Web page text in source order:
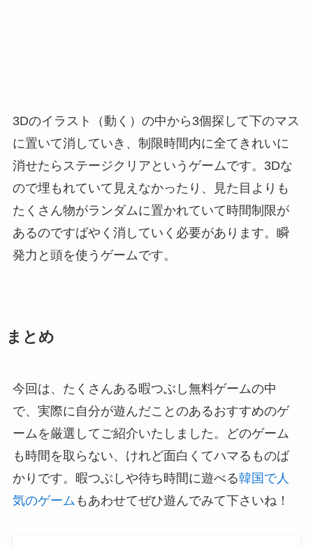
3Dのイラスト（動く）の中から3個探して下のマス
に置いて消していき、制限時間内に全てきれいに
消せたらステージクリアというゲームです。3Dな
ので埋もれていて見えなかったり、見た目よりも
たくさん物がランダムに置かれていて時間制限が
あるのですばやく消していく必要があります。瞬
発力と頭を使うゲームです。
まとめ
今回は、たくさんある暇つぶし無料ゲームの中
で、実際に自分が遊んだことのあるおすすめのゲ
ームを厳選してご紹介いたしました。どのゲーム
も時間を取らない、けれど面白くてハマるものば
かりです。暇つぶしや待ち時間に遊べる韓国で人
気のゲーム もあわせてぜひ遊んでみて下さいね！